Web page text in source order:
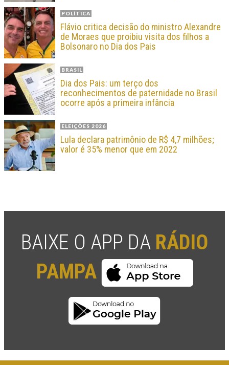
POLÍTICA
Flávio critica decisão do ministro Alexandre
de Moraes que proibiu visita dos filhos a
Bolsonaro no Dia dos Pais
BRASIL
Dia dos Pais: um terço dos
reconhecimentos de paternidade no Brasil
ocorre após a primeira infância
ELEIÇÕES 2026
Lula declara patrimônio de R$ 4,7 milhões;
valor é 35% menor que em 2022
BAIXE O APP DA RÁDIO
PAMPA